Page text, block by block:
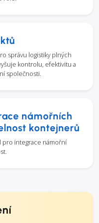
správu logistiky plných
kontrolu, efektivitu a
společnosti.
námořních
kontejnerů
pro integrace námořní